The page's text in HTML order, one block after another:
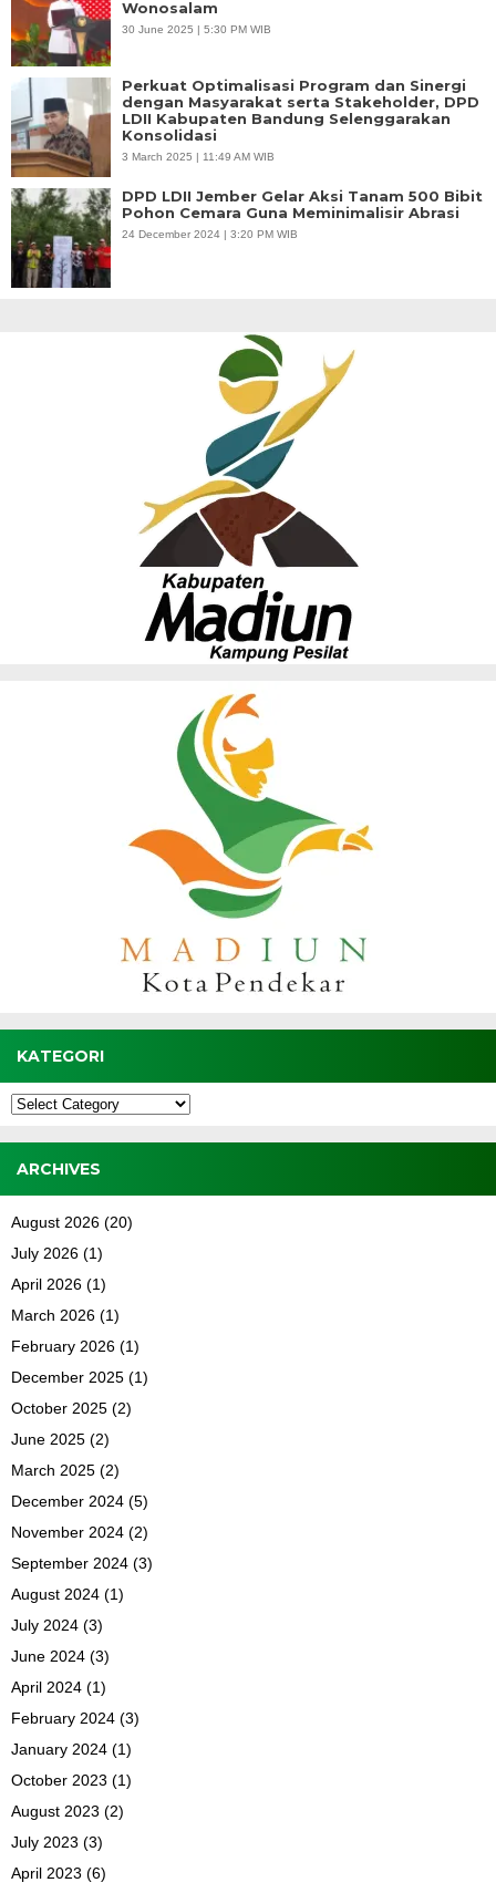
Wonosalam
30 June 2025 | 5:30 PM WIB
Perkuat Optimalisasi Program dan Sinergi
dengan Masyarakat serta Stakeholder, DPD
LDII Kabupaten Bandung Selenggarakan
Konsolidasi
3 March 2025 | 11:49 AM WIB
DPD LDII Jember Gelar Aksi Tanam 500 Bibit
Pohon Cemara Guna Meminimalisir Abrasi
24 December 2024 | 3:20 PM WIB
KATEGORI
Kategori
ARCHIVES
August 2026 (20)
July 2026 (1)
April 2026 (1)
March 2026 (1)
February 2026 (1)
December 2025 (1)
October 2025 (2)
June 2025 (2)
March 2025 (2)
December 2024 (5)
November 2024 (2)
September 2024 (3)
August 2024 (1)
July 2024 (3)
June 2024 (3)
April 2024 (1)
February 2024 (3)
January 2024 (1)
October 2023 (1)
August 2023 (2)
July 2023 (3)
April 2023 (6)